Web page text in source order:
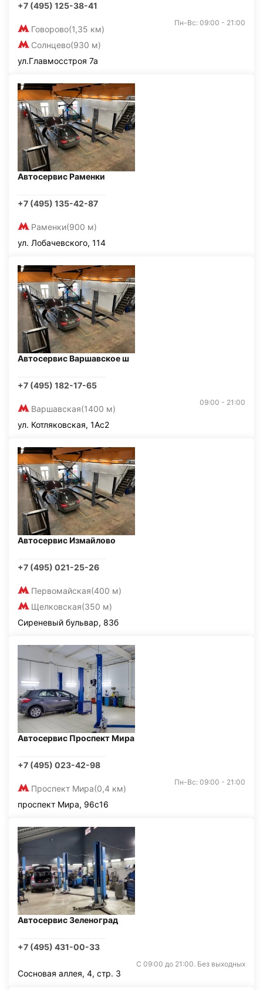
+7 (495) 125-38-41
Говорово(1,35 км)
Солнцево(930 м)
Пн-Вс: 09:00 - 21:00
ул.Главмосстроя 7а
Автосервис Раменки
+7 (495) 135-42-87
Раменки(900 м)
ул. Лобачевского, 114
Автосервис Варшавское ш
+7 (495) 182-17-65
Варшавская(1400 м)
09:00 - 21:00
ул. Котляковская, 1Ас2
Автосервис Измайлово
+7 (495) 021-25-26
Первомайская(400 м)
Щелковская(350 м)
Сиреневый бульвар, 83б
Автосервис Проспект Мира
+7 (495) 023-42-98
Проспект Мира(0,4 км)
Пн-Вс: 09:00 - 21:00
проспект Мира, 96с16
Автосервис Зеленоград
+7 (495) 431-00-33
С 09:00 до 21:00. Без выходных
Сосновая аллея, 4, стр. 3